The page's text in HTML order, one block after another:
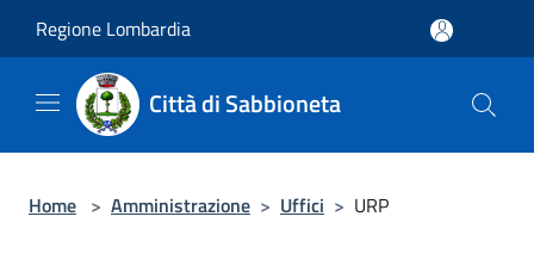
Regione Lombardia
Città di Sabbioneta
Home > Amministrazione > Uffici > URP